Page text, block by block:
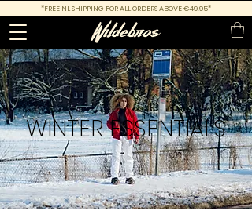
*FREE NL SHIPPING FOR ALL ORDERS ABOVE €49.95*
WINTERESSENTIALS